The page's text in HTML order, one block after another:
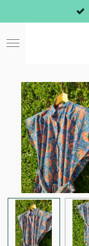
au
contenu